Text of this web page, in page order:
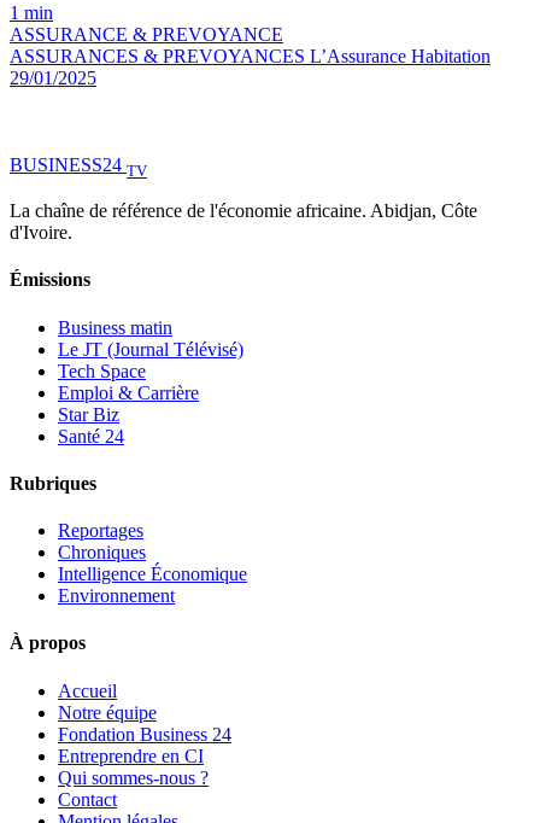
1 min
ASSURANCE & PREVOYANCE
ASSURANCES & PREVOYANCES L’Assurance Habitation
29/01/2025
BUSINESS24 TV
La chaîne de référence de l'économie africaine. Abidjan, Côte
d'Ivoire.
Émissions
Business matin
Le JT (Journal Télévisé)
Tech Space
Emploi & Carrière
Star Biz
Santé 24
Rubriques
Reportages
Chroniques
Intelligence Économique
Environnement
À propos
Accueil
Notre équipe
Fondation Business 24
Entreprendre en CI
Qui sommes-nous ?
Contact